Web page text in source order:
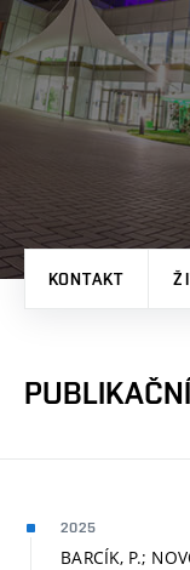
KONTAKT
2025
BARCÍK, P.;